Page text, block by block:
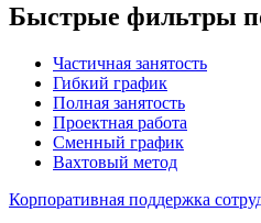
Быстрые фильтры
Частичная занятость
Гибкий график
Полная занятость
Проектная работа
Сменный график
Вахтовый метод
Корпоративная поддержка